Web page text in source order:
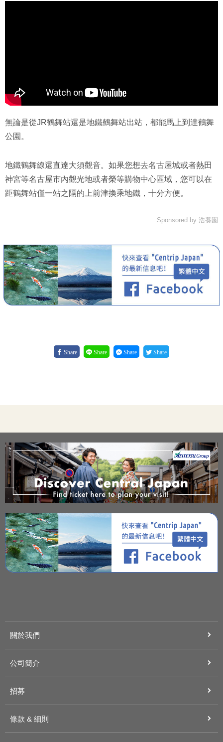
無論是從JR鶴舞站還是地鐵鶴舞站出站，都能馬上到達鶴舞
公園。
地鐵鶴舞線還直達大須觀音。如果您想去名古屋城或者熱田
神宮等名古屋市內觀光地或者榮等購物中心區域，您可以在
距鶴舞站僅一站之隔的上前津換乘地鐵，十分方便。
Sponsored by 浩養園
Share Share Share Share
關於我們
公司簡介
招募
條款 & 細則